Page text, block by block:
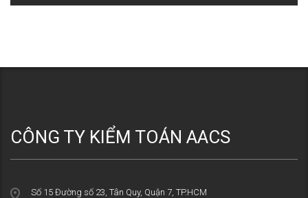
CÔNG TY KIỂM TOÁN AACS
Số 15 Đường số 23, Tân Quy, Quận 7, TP.HCM